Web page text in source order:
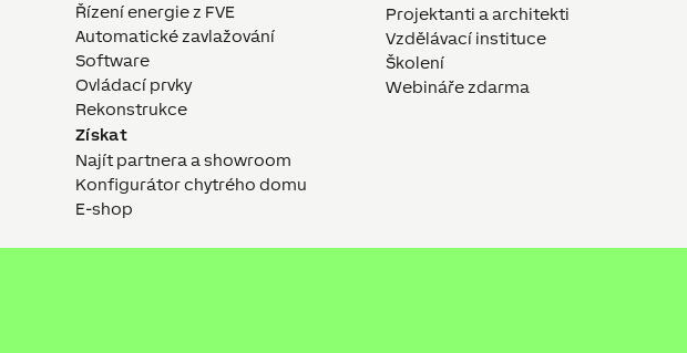
Řízení energie z FVE
Automatické zavlažování
Software
Ovládací prvky
Rekonstrukce
Získat
Najít partnera a showroom
Konfigurátor chytrého domu
E-shop
Projektanti a architekti
Vzdělávací instituce
Školení
Webináře zdarma